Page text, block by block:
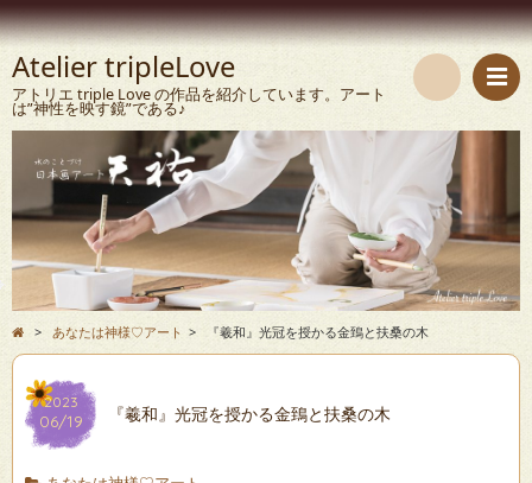
Atelier tripleLove
アトリエ triple Love の作品を紹介しています。アート
は”神性を映す鏡”である♪
検
> あなたは神様♡アート > 『羲和』光冠を授かる金鵄と扶桑の木
2023
06/19 『羲和』光冠を授かる金鵄と扶桑の木